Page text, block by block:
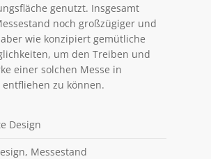
genutzt. Insgesamt
noch großzügiger und
wie konzipiert gemütliche
um den Treiben und
einer solchen Messe in
entfliehen zu können.
Design
Messestand